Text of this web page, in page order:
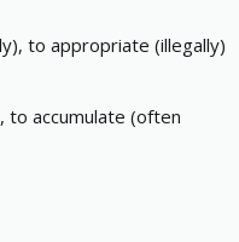
to appropriate (illegally)
accumulate (often